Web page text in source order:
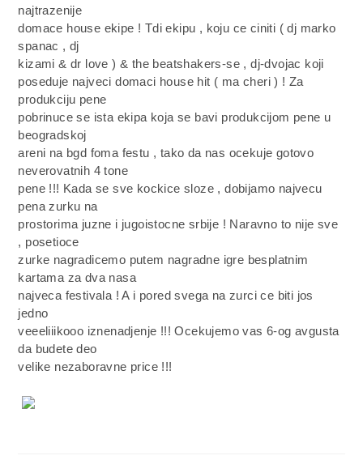
najtrazenije
domace house ekipe ! Tdi ekipu , koju ce ciniti ( dj marko
spanac , dj
kizami & dr love ) & the beatshakers-se , dj-dvojac koji
poseduje najveci domaci house hit ( ma cheri ) ! Za
produkciju pene
pobrinuce se ista ekipa koja se bavi produkcijom pene u
beogradskoj
areni na bgd foma festu , tako da nas ocekuje gotovo
neverovatnih 4 tone
pene !!! Kada se sve kockice sloze , dobijamo najvecu
pena zurku na
prostorima juzne i jugoistocne srbije ! Naravno to nije sve
, posetioce
zurke nagradicemo putem nagradne igre besplatnim
kartama za dva nasa
najveca festivala ! A i pored svega na zurci ce biti jos
jedno
veeeliiikooo iznenadjenje !!! Ocekujemo vas 6-og avgusta
da budete deo
velike nezaboravne price !!!